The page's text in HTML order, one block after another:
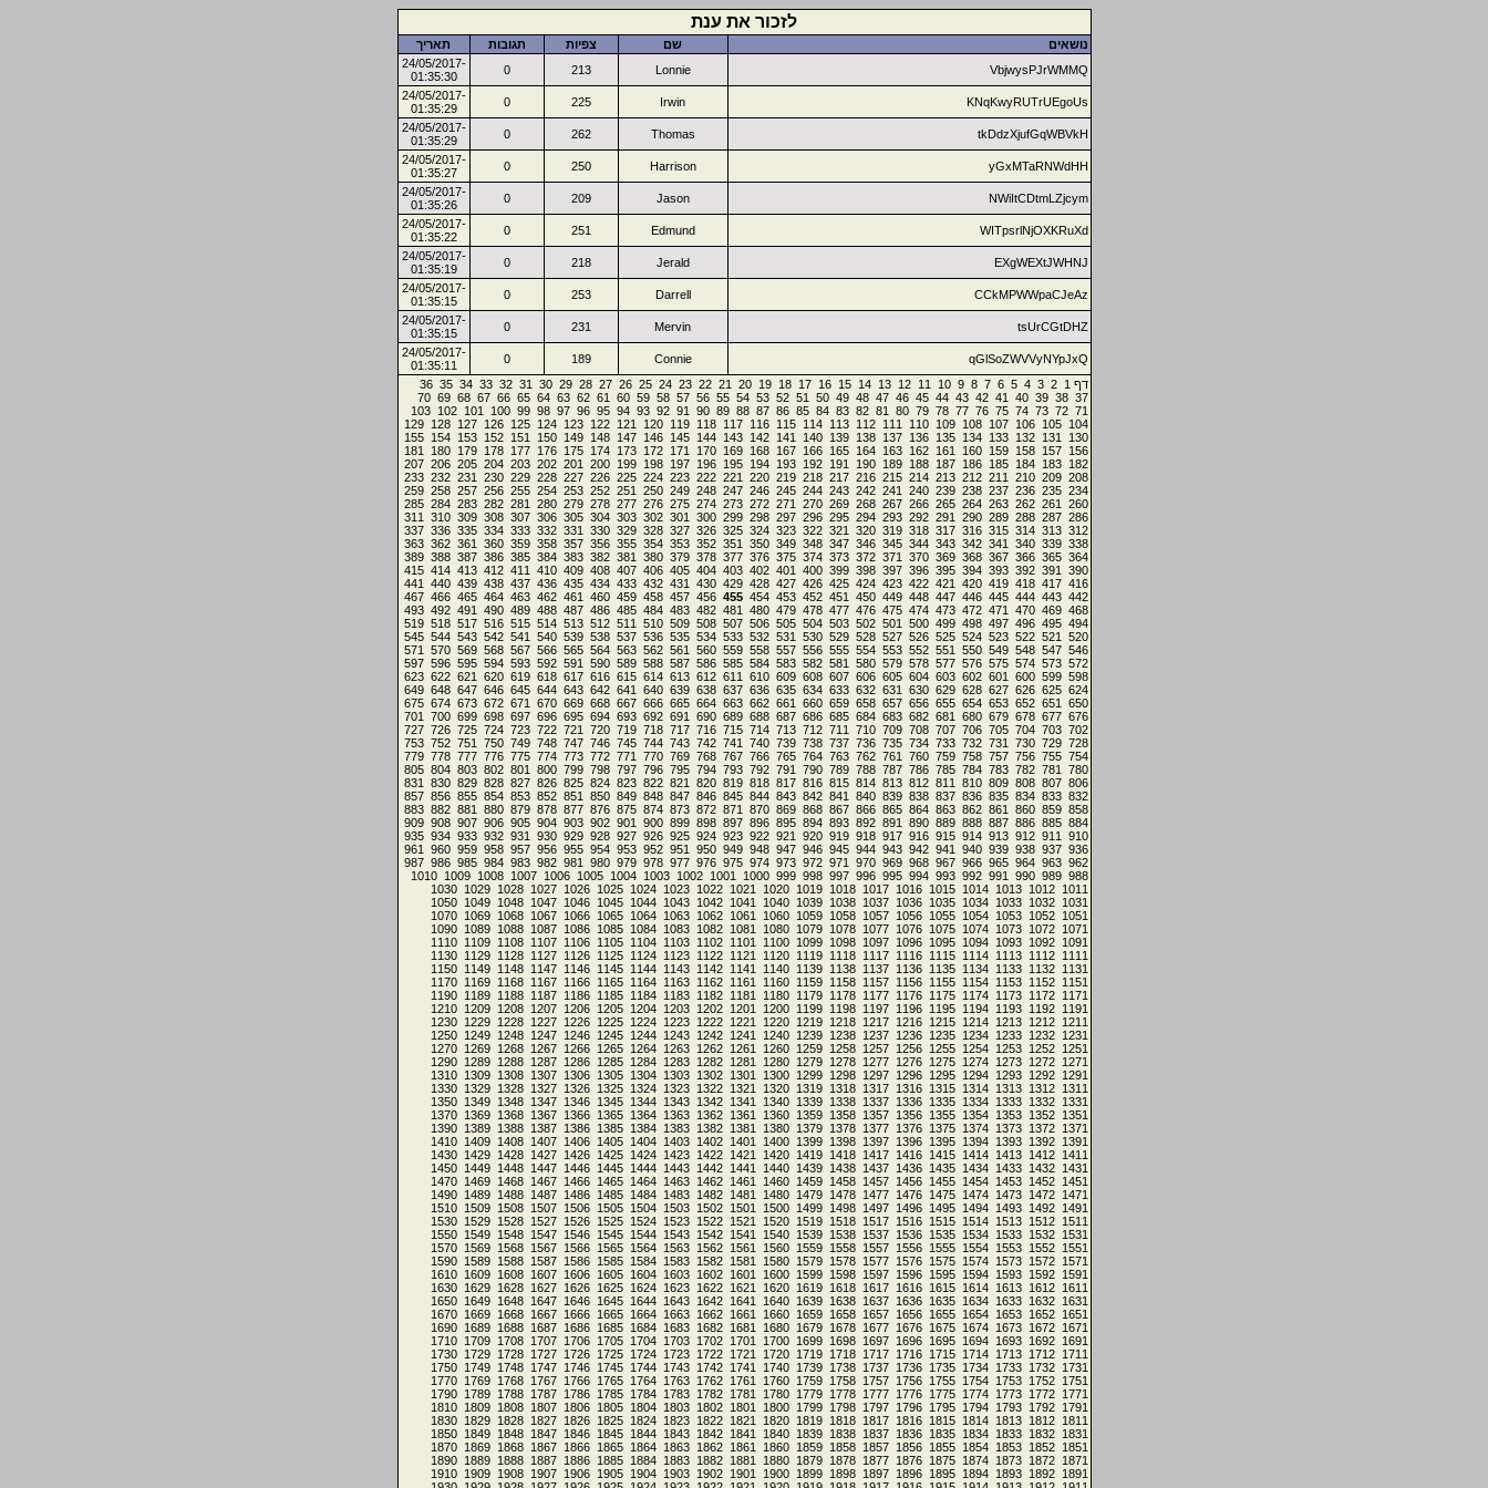
לזכור את ענת
נושאים שם צפיות תגובות
תאריך
VbjwysPJrWMMQ
Lonnie
213
0
24/05/2017-
01:35:30
KNqKwyRUTrUEgoUs
Irwin
225
0
24/05/2017-
01:35:29
tkDdzXjufGqWBVkH
Thomas
262
0
24/05/2017-
01:35:29
yGxMTaRNWdHH
Harrison
250
0
24/05/2017-
01:35:27
NWiItCDtmLZjcym
Jason
209
0
24/05/2017-
01:35:26
WITpsrlNjOXKRuXd
Edmund
251
0
24/05/2017-
01:35:22
EXgWEXtJWHNJ
Jerald
218
0
24/05/2017-
01:35:19
CCkMPWWpaCJeAz
Darrell
253
0
24/05/2017-
01:35:15
tsUrCGtDHZ
Mervin
231
0
24/05/2017-
01:35:15
qGlSoZWVVyNYpJxQ
Connie
189
0
24/05/2017-
01:35:11
דף 1
2
3
4
5
6
7
8
9
10
11
12
13
14
15
16
17
18
19
20
21
22
23
24
25
26
27
28
29
30
31
32
33
34
35
36
37
38
39
40
41
42
43
44
45
46
47
48
49
50
51
52
53
54
55
56
57
58
59
60
61
62
63
64
65
66
67
68
69
70
71
72
73
74
75
76
77
78
79
80
81
82
83
84
85
86
87
88
89
90
91
92
93
94
95
96
97
98
99
100
101
102
103
104
105
106
107
108
109
110
111
112
113
114
115
116
117
118
119
120
121
122
123
124
125
126
127
128
129
130
131
132
133
134
135
136
137
138
139
140
141
142
143
144
145
146
147
148
149
150
151
152
153
154
155
156
157
158
159
160
161
162
163
164
165
166
167
168
169
170
171
172
173
174
175
176
177
178
179
180
181
182
183
184
185
186
187
188
189
190
191
192
193
194
195
196
197
198
199
200
201
202
203
204
205
206
207
208
209
210
211
212
213
214
215
216
217
218
219
220
221
222
223
224
225
226
227
228
229
230
231
232
233
234
235
236
237
238
239
240
241
242
243
244
245
246
247
248
249
250
251
252
253
254
255
256
257
258
259
260
261
262
263
264
265
266
267
268
269
270
271
272
273
274
275
276
277
278
279
280
281
282
283
284
285
286
287
288
289
290
291
292
293
294
295
296
297
298
299
300
301
302
303
304
305
306
307
308
309
310
311
312
313
314
315
316
317
318
319
320
321
322
323
324
325
326
327
328
329
330
331
332
333
334
335
336
337
338
339
340
341
342
343
344
345
346
347
348
349
350
351
352
353
354
355
356
357
358
359
360
361
362
363
364
365
366
367
368
369
370
371
372
373
374
375
376
377
378
379
380
381
382
383
384
385
386
387
388
389
390
391
392
393
394
395
396
397
398
399
400
401
402
403
404
405
406
407
408
409
410
411
412
413
414
415
416
417
418
419
420
421
422
423
424
425
426
427
428
429
430
431
432
433
434
435
436
437
438
439
440
441
442
443
444
445
446
447
448
449
450
451
452
453
454
455
456
457
458
459
460
461
462
463
464
465
466
467
468
469
470
471
472
473
474
475
476
477
478
479
480
481
482
483
484
485
486
487
488
489
490
491
492
493
494
495
496
497
498
499
500
501
502
503
504
505
506
507
508
509
510
511
512
513
514
515
516
517
518
519
520
521
522
523
524
525
526
527
528
529
530
531
532
533
534
535
536
537
538
539
540
541
542
543
544
545
546
547
548
549
550
551
552
553
554
555
556
557
558
559
560
561
562
563
564
565
566
567
568
569
570
571
572
573
574
575
576
577
578
579
580
581
582
583
584
585
586
587
588
589
590
591
592
593
594
595
596
597
598
599
600
601
602
603
604
605
606
607
608
609
610
611
612
613
614
615
616
617
618
619
620
621
622
623
624
625
626
627
628
629
630
631
632
633
634
635
636
637
638
639
640
641
642
643
644
645
646
647
648
649
650
651
652
653
654
655
656
657
658
659
660
661
662
663
664
665
666
667
668
669
670
671
672
673
674
675
676
677
678
679
680
681
682
683
684
685
686
687
688
689
690
691
692
693
694
695
696
697
698
699
700
701
702
703
704
705
706
707
708
709
710
711
712
713
714
715
716
717
718
719
720
721
722
723
724
725
726
727
728
729
730
731
732
733
734
735
736
737
738
739
740
741
742
743
744
745
746
747
748
749
750
751
752
753
754
755
756
757
758
759
760
761
762
763
764
765
766
767
768
769
770
771
772
773
774
775
776
777
778
779
780
781
782
783
784
785
786
787
788
789
790
791
792
793
794
795
796
797
798
799
800
801
802
803
804
805
806
807
808
809
810
811
812
813
814
815
816
817
818
819
820
821
822
823
824
825
826
827
828
829
830
831
832
833
834
835
836
837
838
839
840
841
842
843
844
845
846
847
848
849
850
851
852
853
854
855
856
857
858
859
860
861
862
863
864
865
866
867
868
869
870
871
872
873
874
875
876
877
878
879
880
881
882
883
884
885
886
887
888
889
890
891
892
893
894
895
896
897
898
899
900
901
902
903
904
905
906
907
908
909
910
911
912
913
914
915
916
917
918
919
920
921
922
923
924
925
926
927
928
929
930
931
932
933
934
935
936
937
938
939
940
941
942
943
944
945
946
947
948
949
950
951
952
953
954
955
956
957
958
959
960
961
962
963
964
965
966
967
968
969
970
971
972
973
974
975
976
977
978
979
980
981
982
983
984
985
986
987
988
989
990
991
992
993
994
995
996
997
998
999
1000
1001
1002
1003
1004
1005
1006
1007
1008
1009
1010
1011
1012
1013
1014
1015
1016
1017
1018
1019
1020
1021
1022
1023
1024
1025
1026
1027
1028
1029
1030
1031
1032
1033
1034
1035
1036
1037
1038
1039
1040
1041
1042
1043
1044
1045
1046
1047
1048
1049
1050
1051
1052
1053
1054
1055
1056
1057
1058
1059
1060
1061
1062
1063
1064
1065
1066
1067
1068
1069
1070
1071
1072
1073
1074
1075
1076
1077
1078
1079
1080
1081
1082
1083
1084
1085
1086
1087
1088
1089
1090
1091
1092
1093
1094
1095
1096
1097
1098
1099
1100
1101
1102
1103
1104
1105
1106
1107
1108
1109
1110
1111
1112
1113
1114
1115
1116
1117
1118
1119
1120
1121
1122
1123
1124
1125
1126
1127
1128
1129
1130
1131
1132
1133
1134
1135
1136
1137
1138
1139
1140
1141
1142
1143
1144
1145
1146
1147
1148
1149
1150
1151
1152
1153
1154
1155
1156
1157
1158
1159
1160
1161
1162
1163
1164
1165
1166
1167
1168
1169
1170
1171
1172
1173
1174
1175
1176
1177
1178
1179
1180
1181
1182
1183
1184
1185
1186
1187
1188
1189
1190
1191
1192
1193
1194
1195
1196
1197
1198
1199
1200
1201
1202
1203
1204
1205
1206
1207
1208
1209
1210
1211
1212
1213
1214
1215
1216
1217
1218
1219
1220
1221
1222
1223
1224
1225
1226
1227
1228
1229
1230
1231
1232
1233
1234
1235
1236
1237
1238
1239
1240
1241
1242
1243
1244
1245
1246
1247
1248
1249
1250
1251
1252
1253
1254
1255
1256
1257
1258
1259
1260
1261
1262
1263
1264
1265
1266
1267
1268
1269
1270
1271
1272
1273
1274
1275
1276
1277
1278
1279
1280
1281
1282
1283
1284
1285
1286
1287
1288
1289
1290
1291
1292
1293
1294
1295
1296
1297
1298
1299
1300
1301
1302
1303
1304
1305
1306
1307
1308
1309
1310
1311
1312
1313
1314
1315
1316
1317
1318
1319
1320
1321
1322
1323
1324
1325
1326
1327
1328
1329
1330
1331
1332
1333
1334
1335
1336
1337
1338
1339
1340
1341
1342
1343
1344
1345
1346
1347
1348
1349
1350
1351
1352
1353
1354
1355
1356
1357
1358
1359
1360
1361
1362
1363
1364
1365
1366
1367
1368
1369
1370
1371
1372
1373
1374
1375
1376
1377
1378
1379
1380
1381
1382
1383
1384
1385
1386
1387
1388
1389
1390
1391
1392
1393
1394
1395
1396
1397
1398
1399
1400
1401
1402
1403
1404
1405
1406
1407
1408
1409
1410
1411
1412
1413
1414
1415
1416
1417
1418
1419
1420
1421
1422
1423
1424
1425
1426
1427
1428
1429
1430
1431
1432
1433
1434
1435
1436
1437
1438
1439
1440
1441
1442
1443
1444
1445
1446
1447
1448
1449
1450
1451
1452
1453
1454
1455
1456
1457
1458
1459
1460
1461
1462
1463
1464
1465
1466
1467
1468
1469
1470
1471
1472
1473
1474
1475
1476
1477
1478
1479
1480
1481
1482
1483
1484
1485
1486
1487
1488
1489
1490
1491
1492
1493
1494
1495
1496
1497
1498
1499
1500
1501
1502
1503
1504
1505
1506
1507
1508
1509
1510
1511
1512
1513
1514
1515
1516
1517
1518
1519
1520
1521
1522
1523
1524
1525
1526
1527
1528
1529
1530
1531
1532
1533
1534
1535
1536
1537
1538
1539
1540
1541
1542
1543
1544
1545
1546
1547
1548
1549
1550
1551
1552
1553
1554
1555
1556
1557
1558
1559
1560
1561
1562
1563
1564
1565
1566
1567
1568
1569
1570
1571
1572
1573
1574
1575
1576
1577
1578
1579
1580
1581
1582
1583
1584
1585
1586
1587
1588
1589
1590
1591
1592
1593
1594
1595
1596
1597
1598
1599
1600
1601
1602
1603
1604
1605
1606
1607
1608
1609
1610
1611
1612
1613
1614
1615
1616
1617
1618
1619
1620
1621
1622
1623
1624
1625
1626
1627
1628
1629
1630
1631
1632
1633
1634
1635
1636
1637
1638
1639
1640
1641
1642
1643
1644
1645
1646
1647
1648
1649
1650
1651
1652
1653
1654
1655
1656
1657
1658
1659
1660
1661
1662
1663
1664
1665
1666
1667
1668
1669
1670
1671
1672
1673
1674
1675
1676
1677
1678
1679
1680
1681
1682
1683
1684
1685
1686
1687
1688
1689
1690
1691
1692
1693
1694
1695
1696
1697
1698
1699
1700
1701
1702
1703
1704
1705
1706
1707
1708
1709
1710
1711
1712
1713
1714
1715
1716
1717
1718
1719
1720
1721
1722
1723
1724
1725
1726
1727
1728
1729
1730
1731
1732
1733
1734
1735
1736
1737
1738
1739
1740
1741
1742
1743
1744
1745
1746
1747
1748
1749
1750
1751
1752
1753
1754
1755
1756
1757
1758
1759
1760
1761
1762
1763
1764
1765
1766
1767
1768
1769
1770
1771
1772
1773
1774
1775
1776
1777
1778
1779
1780
1781
1782
1783
1784
1785
1786
1787
1788
1789
1790
1791
1792
1793
1794
1795
1796
1797
1798
1799
1800
1801
1802
1803
1804
1805
1806
1807
1808
1809
1810
1811
1812
1813
1814
1815
1816
1817
1818
1819
1820
1821
1822
1823
1824
1825
1826
1827
1828
1829
1830
1831
1832
1833
1834
1835
1836
1837
1838
1839
1840
1841
1842
1843
1844
1845
1846
1847
1848
1849
1850
1851
1852
1853
1854
1855
1856
1857
1858
1859
1860
1861
1862
1863
1864
1865
1866
1867
1868
1869
1870
1871
1872
1873
1874
1875
1876
1877
1878
1879
1880
1881
1882
1883
1884
1885
1886
1887
1888
1889
1890
1891
1892
1893
1894
1895
1896
1897
1898
1899
1900
1901
1902
1903
1904
1905
1906
1907
1908
1909
1910